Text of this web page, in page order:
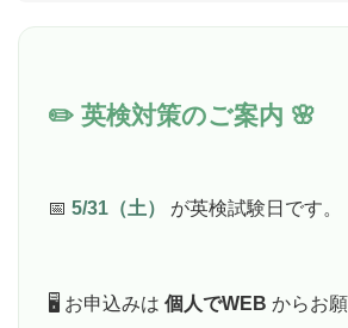
✏️ 英検対策のご案内 🌸
📅 5/31（土） が英検試験日です。
🖥 お申込みは 個人でWEB からお